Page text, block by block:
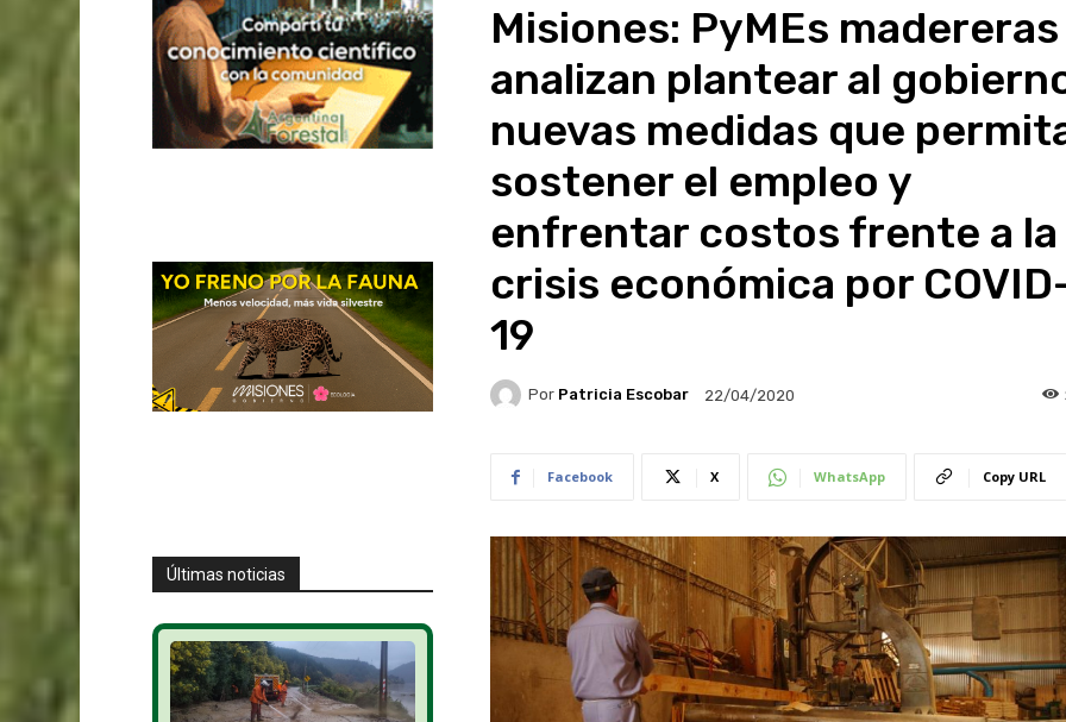
Últimas noticias
Misiones: PyMEs madereras
analizan plantear al
nuevas medidas que
sostener el empleo y
enfrentar costos frente a la
crisis económica por
19
Por Patricia Escobar 22/04/2020
Facebook X WhatsApp Copy URL